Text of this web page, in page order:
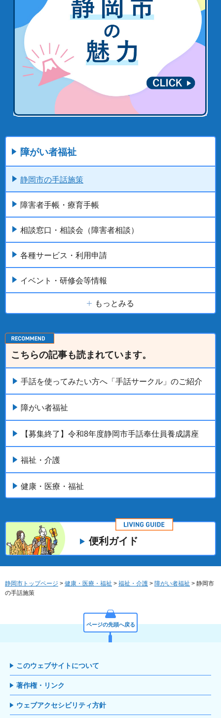
障がい者福祉
静岡市の手話施策
障害者手帳・療育手帳
相談窓口・相談会（障害者相談）
各種サービス・利用申請
イベント・研修会等情報
もっとみる
こちらの記事も読まれています。
手話を使ってみたい方へ「手話サークル」のご紹介
障がい者福祉
【募集終了】令和8年度静岡市手話奉仕員養成講座
福祉・介護
健康・医療・福祉
便利ガイド
静岡市トップページ > 健康・医療・福祉 > 福祉・介護 > 障がい者福祉 > 静岡市
の手話施策
ページの先頭へ戻る
このウェブサイトについて
著作権・リンク
ウェブアクセシビリティ方針